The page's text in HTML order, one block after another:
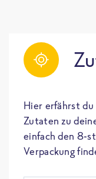
Hier erfährst
Zutaten zu
einfach den 8-
Verpackung